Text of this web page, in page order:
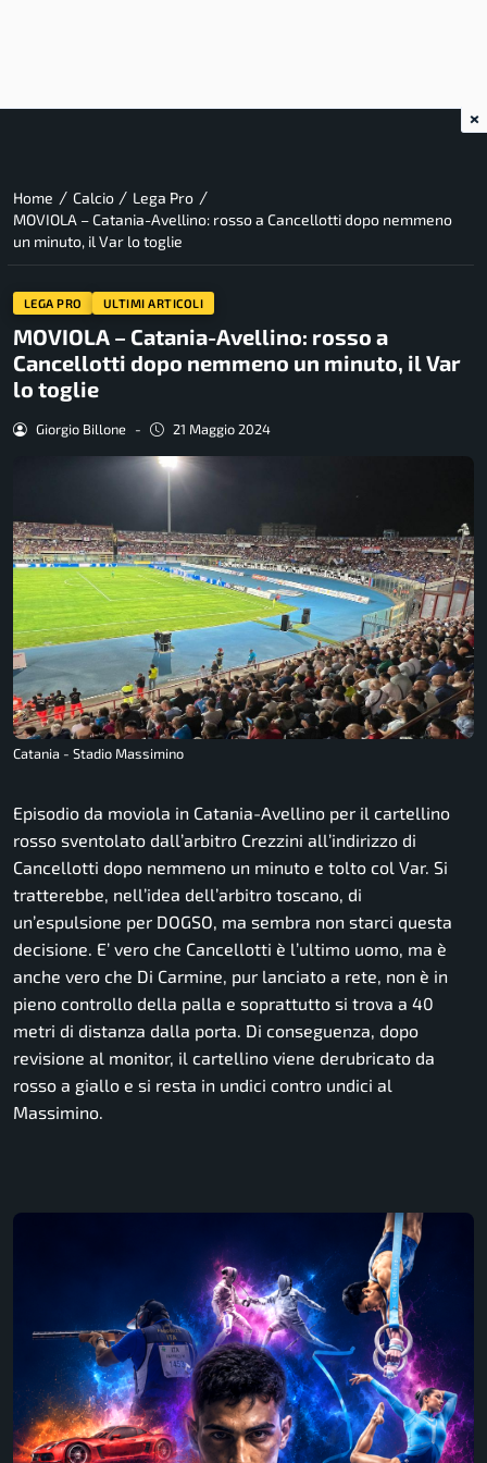
Home / Calcio / Lega Pro /
MOVIOLA – Catania-Avellino: rosso a Cancellotti dopo nemmeno
un minuto, il Var lo toglie
LEGA PRO ULTIMI ARTICOLI
MOVIOLA – Catania-Avellino: rosso a
Cancellotti dopo nemmeno un minuto, il Var
lo toglie
Giorgio Billone - 21 Maggio 2024
Catania - Stadio Massimino
Episodio da moviola in Catania-Avellino per il cartellino
rosso sventolato dall’arbitro Crezzini all’indirizzo di
Cancellotti dopo nemmeno un minuto e tolto col Var. Si
tratterebbe, nell’idea dell’arbitro toscano, di
un’espulsione per DOGSO, ma sembra non starci questa
decisione. E’ vero che Cancellotti è l’ultimo uomo, ma è
anche vero che Di Carmine, pur lanciato a rete, non è in
pieno controllo della palla e soprattutto si trova a 40
metri di distanza dalla porta. Di conseguenza, dopo
revisione al monitor, il cartellino viene derubricato da
rosso a giallo e si resta in undici contro undici al
Massimino.
×